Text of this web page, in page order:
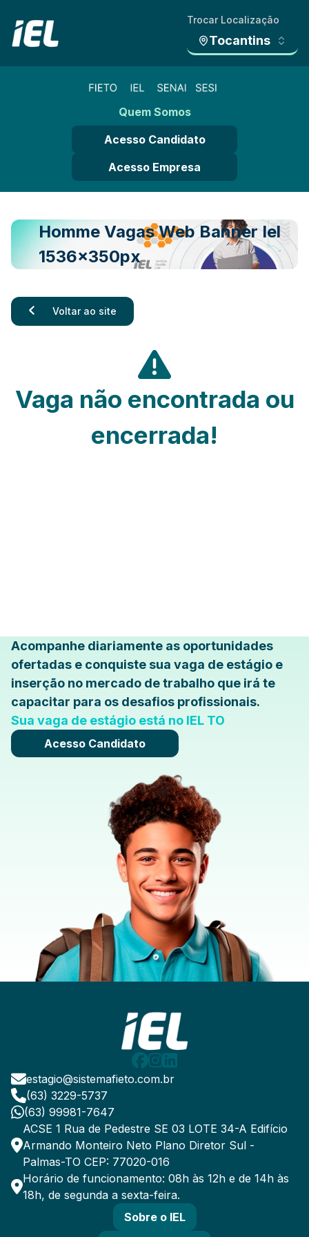
Trocar Localização
Tocantins
Quem Somos
Acesso Candidato
Acesso Empresa
Homme Vagas Web Banner Iel
1536x350px
Voltar ao site
Vaga não encontrada ou
encerrada!
Acompanhe diariamente as oportunidades
ofertadas e conquiste sua vaga de estágio e
inserção no mercado de trabalho que irá te
capacitar para os desafios profissionais.
Sua vaga de estágio está no IEL TO
Acesso Candidato
estagio@sistemafieto.com.br
(63) 3229-5737
(63) 99981-7647
ACSE 1 Rua de Pedestre SE 03 LOTE 34-A Edifício
Armando Monteiro Neto Plano Diretor Sul -
Palmas-TO CEP: 77020-016
Horário de funcionamento: 08h às 12h e de 14h às
18h, de segunda a sexta-feira.
Sobre o IEL